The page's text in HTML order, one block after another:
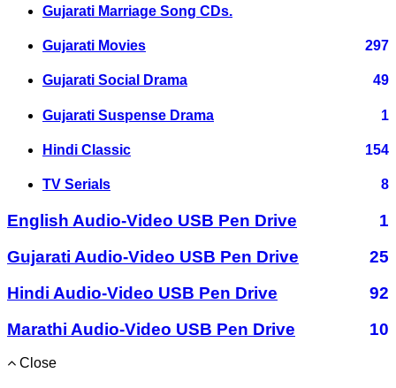
Gujarati Marriage Song CDs.
Gujarati Movies 297
Gujarati Social Drama 49
Gujarati Suspense Drama 1
Hindi Classic 154
TV Serials 8
English Audio-Video USB Pen Drive
1
Gujarati Audio-Video USB Pen Drive
25
Hindi Audio-Video USB Pen Drive
92
Marathi Audio-Video USB Pen Drive
10
Close